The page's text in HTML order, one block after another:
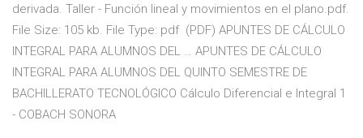
derivada. Taller - Función lineal y movimientos en el plano.pdf.
File Size: 105 kb. File Type: pdf (PDF) APUNTES DE CÁLCULO
INTEGRAL PARA ALUMNOS DEL … APUNTES DE CÁLCULO
INTEGRAL PARA ALUMNOS DEL QUINTO SEMESTRE DE
BACHILLERATO TECNOLÓGICO Cálculo Diferencial e Integral 1
- COBACH SONORA